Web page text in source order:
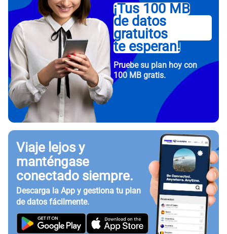
¡Tus 100 MB
de datos
gratuitos
te esperan!
Pruebe su plan hoy con
100 MB gratis.
Viaje lejos y
manténgase
conectado siempre.
Descarga la App y gestiona tu plan
de datos fácilmente.